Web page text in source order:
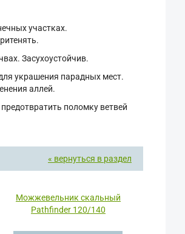
участках.
Засухоустойчив.
украшения парадных мест.
аллей.
поломку ветвей
« вернуться в раздел
Можжевельник скальный
Pathfinder 120/140